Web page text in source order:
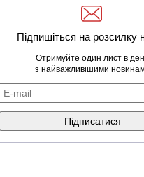
Підпишіться на розсилку
Отримуйте один лист в
з найважливішими